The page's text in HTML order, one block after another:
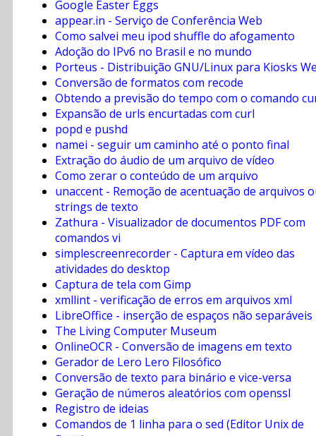
Google Easter Eggs
appear.in - Serviço de Conferência Web
Como salvei meu ipod shuffle do afogamento
Adoção do IPv6 no Brasil e no mundo
Porteus - Distribuição GNU/Linux para Kiosks
Conversão de formatos com recode
Obtendo a previsão do tempo com o comando
Expansão de urls encurtadas com curl
popd e pushd
namei - seguir um caminho até o ponto final
Extração do áudio de um arquivo de vídeo
Como zerar o conteúdo de um arquivo
unaccent - Remoção de acentuação de arquivos
strings de texto
Zathura - Visualizador de documentos PDF com
comandos vi
simplescreenrecorder - Captura em vídeo das
atividades do desktop
Captura de tela com Gimp
xmllint - verificação de erros em arquivos xml
LibreOffice - inserção de espaços não separáveis
The Living Computer Museum
OnlineOCR - Conversão de imagens em texto
Gerador de Lero Lero Filosófico
Conversão de texto para binário e vice-versa
Geração de números aleatórios com openssl
Registro de ideias
Comandos de 1 linha para o sed (Editor Unix de